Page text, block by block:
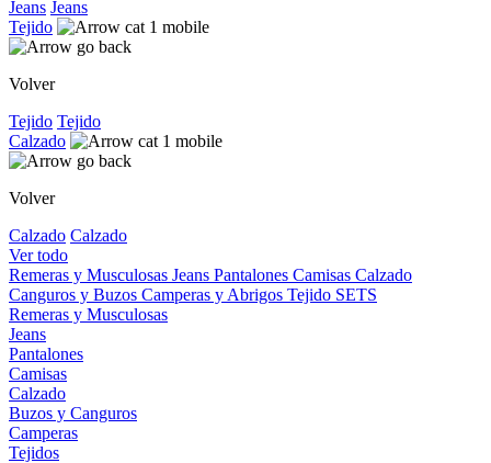
Jeans Jeans
Tejido
Volver
Tejido Tejido
Calzado
Volver
Calzado Calzado
Ver todo
Remeras y Musculosas Jeans Pantalones Camisas Calzado
Canguros y Buzos Camperas y Abrigos Tejido SETS
Remeras y Musculosas
Jeans
Pantalones
Camisas
Calzado
Buzos y Canguros
Camperas
Tejidos